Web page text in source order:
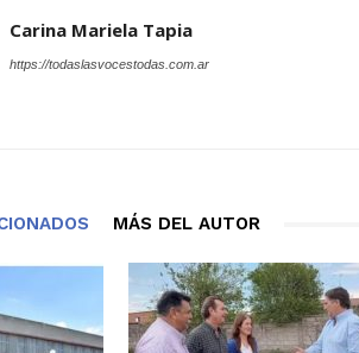
Carina Mariela Tapia
https://todaslasvocestodas.com.ar
MÁS DEL AUTOR